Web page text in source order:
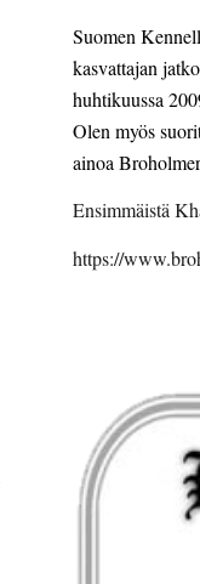
Suomen
kasvattajan
Olen myös
ainoa
Ensimmäistä
https://